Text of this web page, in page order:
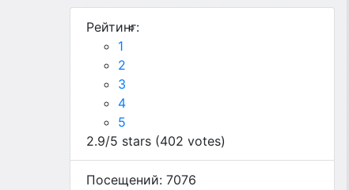
Рейтинг:
1
2
3
4
5
2.9/5 stars (402 votes)
Посещений: 7076